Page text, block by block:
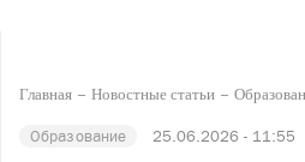
Главная Новостные статьи
Образование 25.06.2026 - 11:55